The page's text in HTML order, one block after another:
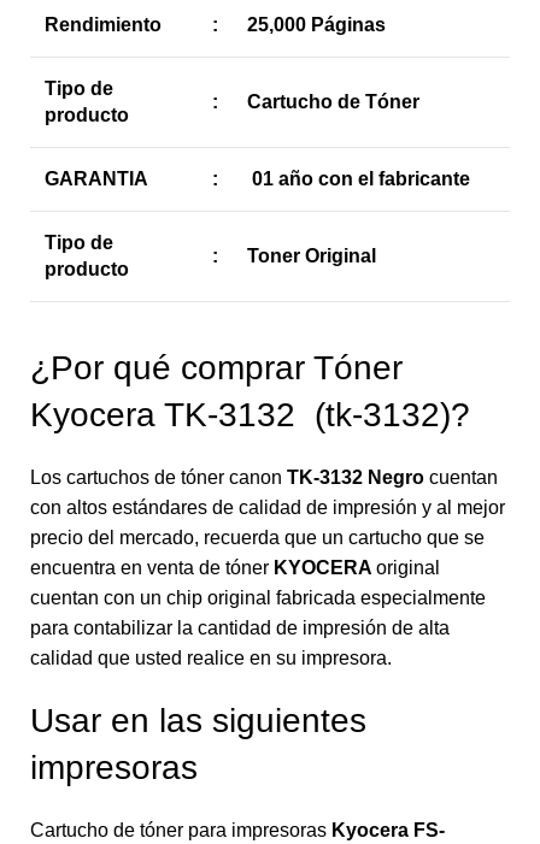
Rendimiento : 25,000 Páginas
Tipo de
producto
: Cartucho de Tóner
GARANTIA : 01 año con el fabricante
Tipo de
producto
: Toner Original
¿Por qué comprar Tóner
Kyocera TK-3132 (tk-3132)?
Los cartuchos de tóner canon TK-3132 Negro cuentan
con altos estándares de calidad de impresión y al mejor
precio del mercado, recuerda que un cartucho que se
encuentra en venta de tóner KYOCERA original
cuentan con un chip original fabricada especialmente
para contabilizar la cantidad de impresión de alta
calidad que usted realice en su impresora.
Usar en las siguientes
impresoras
Cartucho de tóner para impresoras Kyocera FS-